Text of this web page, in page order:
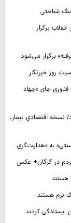
شناختی
برگزار
برگزار می‌شود
روز خبرنگار
جای «جهاد
نسخه اقتصادیِ بیمار،
سنتی» به «هدایت‌گری…
هستند
نرم هستند
ایستادگی کردند